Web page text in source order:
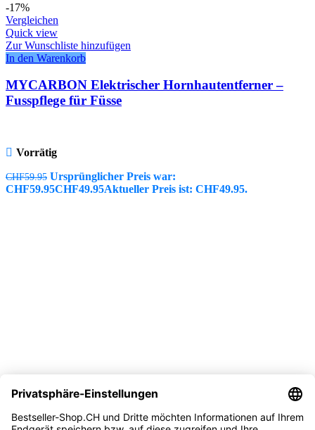
-17%
Vergleichen
Quick view
Zur Wunschliste hinzufügen
In den Warenkorb
MYCARBON Elektrischer Hornhautentferner –
Fusspflege für Füsse
Vorrätig
CHF59.95 Ursprünglicher Preis war:
CHF59.95CHF49.95Aktueller Preis ist: CHF49.95.